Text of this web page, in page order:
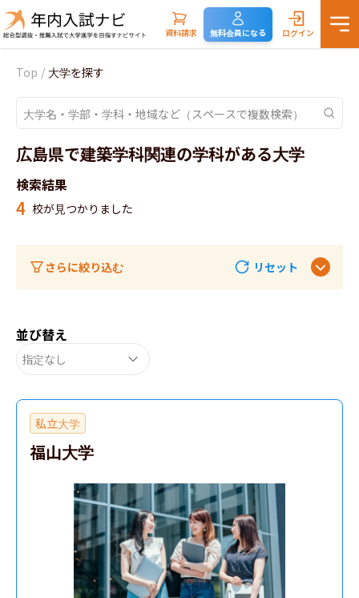
資料請求 無料会員になる ログイン
Top / 大学を探す
広島県で建築学科関連の学科がある大学
検索結果
4 校が見つかりました
さらに絞り込む リセット
並び替え
指定なし
私立大学
福山大学